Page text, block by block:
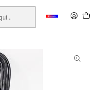
- Iluminación
1.5MTS NEGRO